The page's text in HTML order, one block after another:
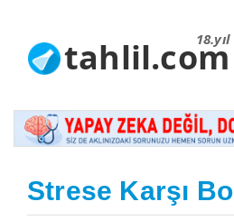
18.yıl
tahlil.com
Strese Karşı